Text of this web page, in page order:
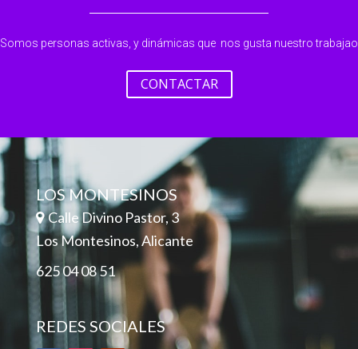
Somos personas activas, y dinámicas que nos gusta nuestro trabajao
CONTACTAR
LOS MONTESINOS
Calle Divino Pastor, 3
Los Montesinos, Alicante
625 04 08 51
REDES SOCIALES